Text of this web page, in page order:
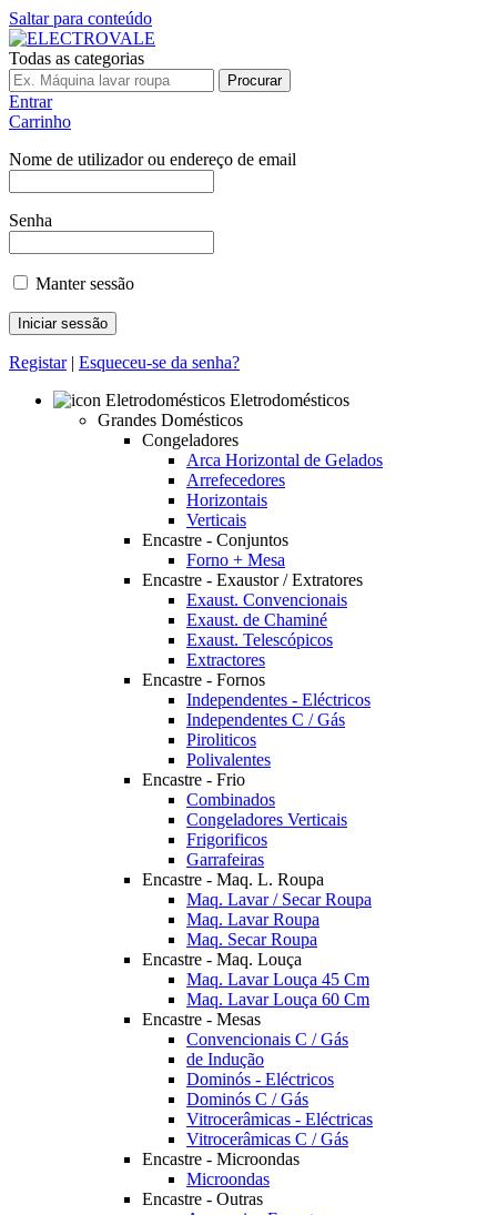
Saltar para conteúdo
Todas as categorias
Procurar
Entrar
Carrinho
Nome de utilizador ou endereço de email
Senha
Manter sessão
Registar| Esqueceu-se da senha?
Eletrodomésticos
Grandes Domésticos
Congeladores
Arca Horizontal de Gelados
Arrefecedores
Horizontais
Verticais
Encastre - Conjuntos
Forno + Mesa
Encastre - Exaustor / Extratores
Exaust. Convencionais
Exaust. de Chaminé
Exaust. Telescópicos
Extractores
Encastre - Fornos
Independentes - Eléctricos
Independentes C / Gás
Piroliticos
Polivalentes
Encastre - Frio
Combinados
Congeladores Verticais
Frigorificos
Garrafeiras
Encastre - Maq. L. Roupa
Maq. Lavar / Secar Roupa
Maq. Lavar Roupa
Maq. Secar Roupa
Encastre - Maq. Louça
Maq. Lavar Louça 45 Cm
Maq. Lavar Louça 60 Cm
Encastre - Mesas
Convencionais C / Gás
de Indução
Dominós - Eléctricos
Dominós C / Gás
Vitrocerâmicas - Eléctricas
Vitrocerâmicas C / Gás
Encastre - Microondas
Microondas
Encastre - Outras